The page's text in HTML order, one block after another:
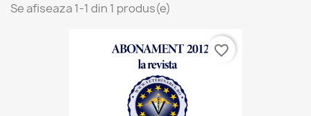
Se afiseaza 1-1 din 1 produs(e)
favorite_border